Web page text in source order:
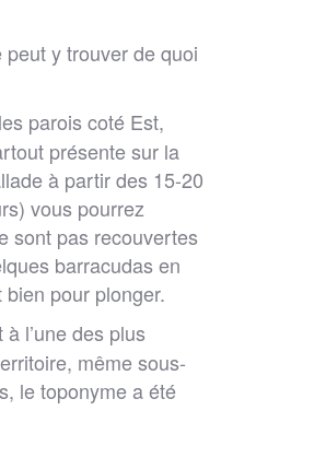
y trouver de quoi
parois coté Est,
présente sur la
à partir des 15-20
vous pourrez
sont pas recouvertes
barracudas en
pour plonger.
l’une des plus
même sous-
le toponyme a été